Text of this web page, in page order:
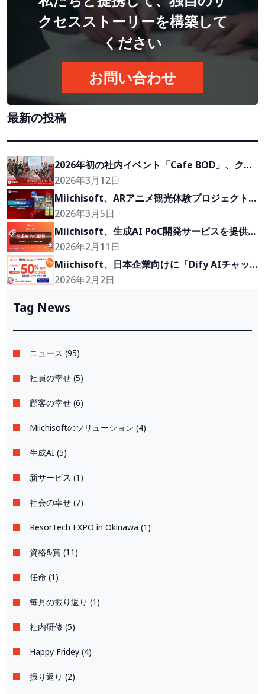
クセスストーリーを構築して
ください
お問い合わせ
最新の投稿
2026年初の社内イベント「Cafe BOD」、クラ
イアントの『Growth Partner』を目指して
2026年3月12日
Miichisoft、ARアニメ観光体験プロジェクト
「沖縄2Go！」の開発に参画
2026年3月5日
Miichisoft、生成AI PoC開発サービスを提供開
始。アイデアを2〜4週間で実現可能なプロトタ
イプに。
2026年2月11日
Miichisoft、日本企業向けに「Dify AIチャッ
トボット」導入支援プランを50％割引で提供。
2026年2月2日
Tag News
ニュース (95)
社員の幸せ (5)
顧客の幸せ (6)
Miichisoftのソリューション (4)
生成AI (5)
新サービス (1)
社会の幸せ (7)
ResorTech EXPO in Okinawa (1)
資格&賞 (11)
任命 (1)
毎月の振り返り (1)
社内研修 (5)
Happy Fridey (4)
振り返り (2)